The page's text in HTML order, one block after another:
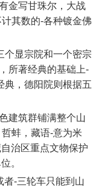
金写甘珠尔，大战
其数的-各种镀金佛
显宗院和一个密宗
所著经典的基础上-
典，德阳院则根据五
筑群铺满整个山
蚌，藏语-意为米
治区重点文物保护
。
-三轮车只能到山